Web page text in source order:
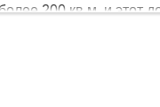
200 кв.м, и этот